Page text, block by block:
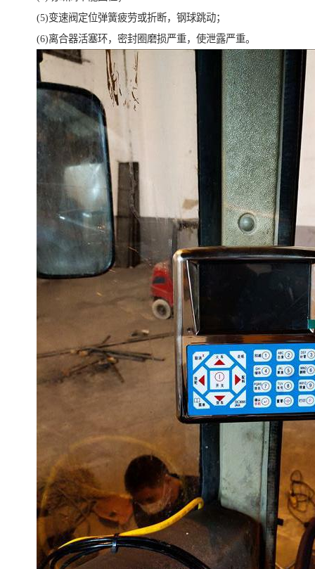
(5)变速阀定位弹簧疲劳或折断，钢球跳动；
(6)离合器活塞环，密封圈磨损严重，使泄露严重。